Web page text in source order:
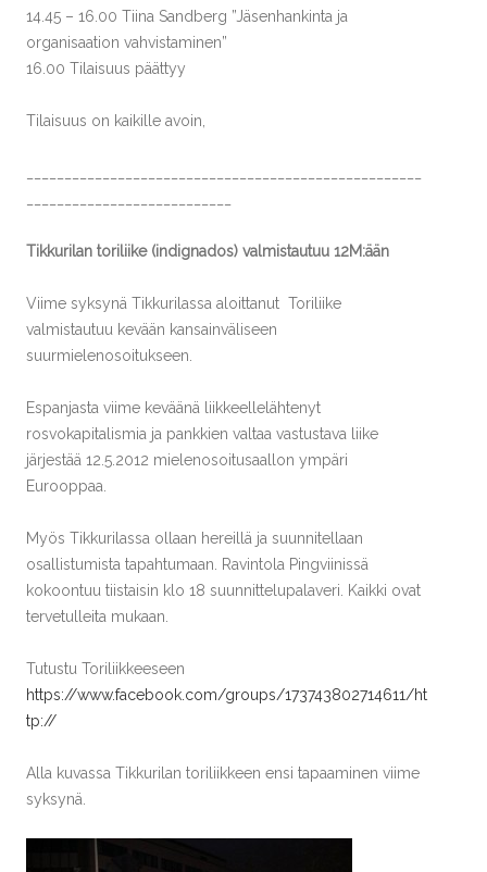
14.45 – 16.00 Tiina Sandberg ”Jäsenhankinta ja
organisaation vahvistaminen”
16.00 Tilaisuus päättyy
Tilaisuus on kaikille avoin,
Tikkurilan toriliike (indignados) valmistautuu 12M:ään
Viime syksynä Tikkurilassa aloittanut Toriliike
valmistautuu kevään kansainväliseen
suurmielenosoitukseen.
Espanjasta viime keväänä liikkeellelähtenyt
rosvokapitalismia ja pankkien valtaa vastustava liike
järjestää 12.5.2012 mielenosoitusaallon ympäri
Eurooppaa.
Myös Tikkurilassa ollaan hereillä ja suunnitellaan
osallistumista tapahtumaan. Ravintola Pingviinissä
kokoontuu tiistaisin klo 18 suunnittelupalaveri. Kaikki ovat
tervetulleita mukaan.
Tutustu Toriliikkeeseen
https://www.facebook.com/groups/173743802714611/ht
tp://
Alla kuvassa Tikkurilan toriliikkeen ensi tapaaminen viime
syksynä.